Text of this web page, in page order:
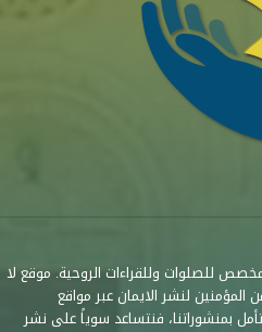
للصلوات وللقراءات الروحية. موقع لا
المؤمنين لنشر الايمان عبر مواقع
بمنشوراتنا، فنتساعد سوياً على نشر